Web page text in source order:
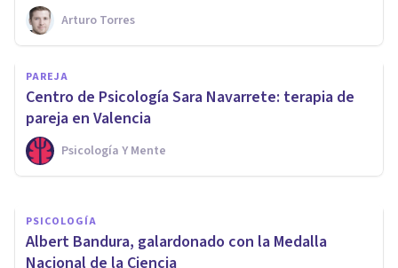
Arturo Torres
PAREJA
Centro de Psicología Sara Navarrete: terapia de
pareja en Valencia
Psicología Y Mente
​Los 7 mejores Másters en
terapia psicológica
Psicología Y Mente
PSICOLOGÍA
​Albert Bandura, galardonado con la Medalla
Nacional de la Ciencia